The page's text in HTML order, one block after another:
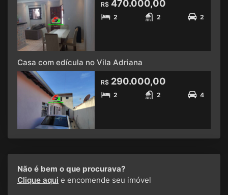
R$ 470.000,00
2 2 2
Casa com edícula no Vila Adriana
R$ 290.000,00
2 2 4
Não é bem o que procurava?
Clique aqui e encomende seu imóvel